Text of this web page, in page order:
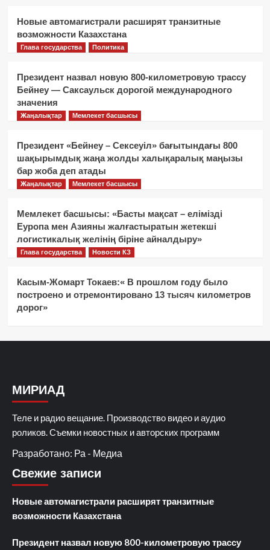
Новые автомагистрали расширят транзитные
возможности Казахстана
Глава государства Политика
Президент назвал новую 800-километровую трассу
Бейнеу — Саксаульск дорогой международного
значения
Жаңалықтар Мемлекет басшысы
Президент «Бейнеу – Сексеуіл» бағытындағы 800
шақырымдық жаңа жолды халықаралық маңызы
бар жоба деп атады
Жаңалықтар Мемлекет басшысы
Мемлекет басшысы: «Басты мақсат – елімізді
Еуропа мен Азияны жалғастыратын жетекші
логистикалық желінің біріне айналдыру»
Глава государства Новости КЗ
Касым-Жомарт Токаев:« В прошлом году было
построено и отремонтировано 13 тысяч километров
дорог»
МИРИАД
Теле и радио вещание. Производство видео и аудио
роликов. Съемки новостных и авторских программ
Разработано: Ра - Медиа
Свежие записи
Новые автомагистрали расширят транзитные
возможности Казахстана
Президент назвал новую 800-километровую трассу